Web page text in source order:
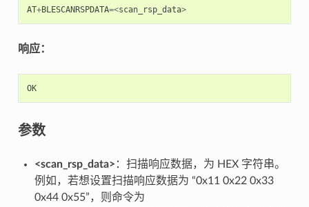
AT+BLESCANRSPDATA=<scan_rsp_data>
响应：
OK
参数
<scan_rsp_data> ：扫描响应数据，为 HEX 字符串。
例如，若想设置扫描响应数据为 “0x11 0x22 0x33
0x44 0x55”，则命令为